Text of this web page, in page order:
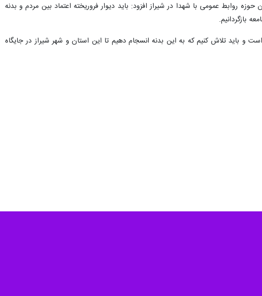
روابط عمومی با شهدا در شیراز افزود: باید دیوار فروریخته اعتماد بین مردم و بدنه
بازگردانیم.
و باید تلاش کنیم که به این بدنه انسجام دهیم تا این استان و شهر شیراز در جایگاه